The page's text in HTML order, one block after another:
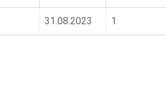
31.08.2023 1